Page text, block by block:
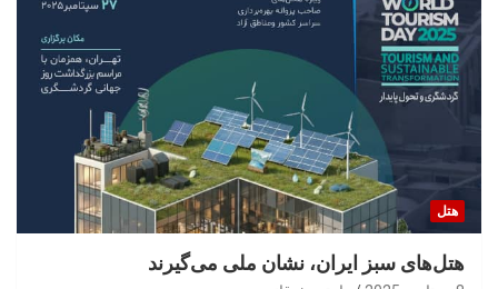
هتل
هتل‌های سبز ایران، نشان ملی می‌گیرند